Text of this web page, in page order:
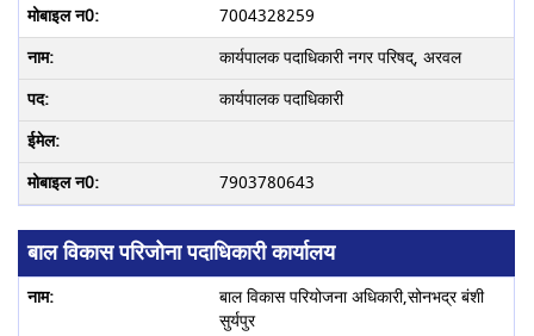
7004328259
कार्यपालक पदाधिकारी नगर परिषद्, अरवल
कार्यपालक पदाधिकारी
7903780643
बाल विकास परिजोना पदाधिकारी कार्यालय
बाल विकास परियोजना अधिकारी,सोनभद्र बंशी
सुर्यपुर